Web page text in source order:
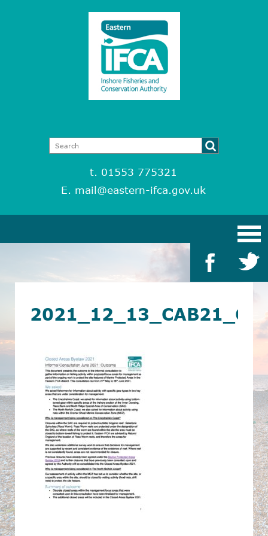
t. 01553 775321
E. mail@eastern-ifca.gov.uk